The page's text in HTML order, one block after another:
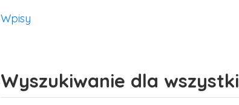
Wpisy
Wyszukiwanie dla